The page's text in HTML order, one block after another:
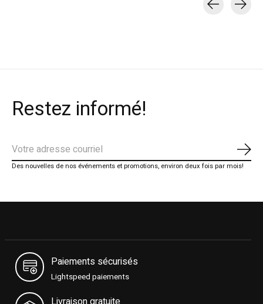
Restez informé!
Des nouvelles de nos événements et promotions, environ deux fois par mois!
Paiements sécurisés
Lightspeed paiements